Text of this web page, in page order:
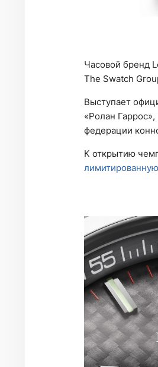
Часовой бренд
The Swatch
Выступает
«Ролан
федерации
К открытию